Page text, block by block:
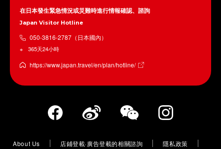
在日本發生緊急情況或災難時進行情報確認、諮詢
Japan Visitor Hotline
050-3816-2787（日本國內）
365天24小時
https://www.japan.travel/en/plan/hotline/
About Us 店鋪登載·廣告登載的相關諮詢 隱私政策